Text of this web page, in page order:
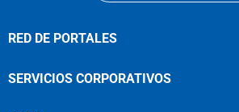
RED DE PORTALES
SERVICIOS CORPORATIVOS